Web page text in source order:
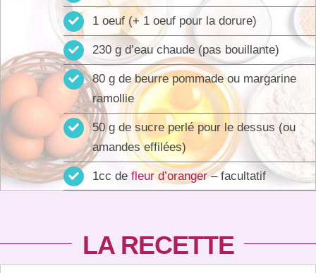
1 oeuf (+ 1 oeuf pour la dorure)
230 g d’eau chaude (pas bouillante)
80 g de beurre pommade ou margarine
ramollie
50 g de sucre perlé pour le dessus (ou
amandes effilées)
1cc defleur d’oranger– facultatif
LA RECETTE